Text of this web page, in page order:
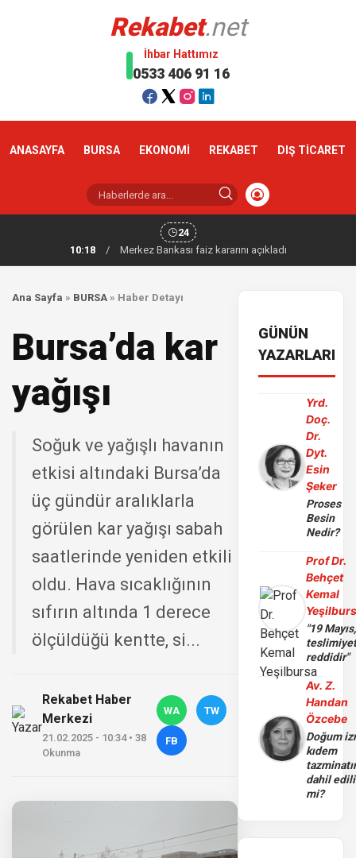
Rekabet.net
İhbar Hattımız
0533 406 91 16
ANASAYFA BURSA EKONOMİ REKABET DIŞ TİCARET
24
10:18
/ Merkez Bankası faiz kararını açıkladı
Ana Sayfa » BURSA » Haber Detayı
Bursa’da kar
yağışı
Soğuk ve yağışlı havanın
etkisi altındaki Bursa’da
üç gündür aralıklarla
görülen kar yağışı sabah
saatlerinde yeniden etkili
oldu. Hava sıcaklığının
sıfırın altında 1 derece
ölçüldüğü kentte, si...
Rekabet Haber
Merkezi
21.02.2025 - 10:34 • 38
Okunma
WA TW
FB
GÜNÜN
YAZARLARI
Yrd.
Doç.
Dr.
Dyt.
Esin
Şeker
Proses
Besin
Nedir?
Prof Dr.
Behçet
Kemal
"19 Mayıs,
reddidir"
Av. Z.
Handan
Özcebe
Doğum
kıdem
dahil
mi?